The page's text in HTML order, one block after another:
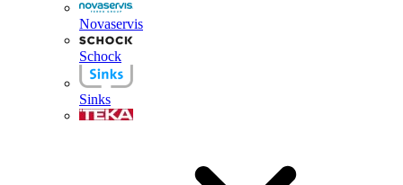
Novaservis
Schock
Sinks